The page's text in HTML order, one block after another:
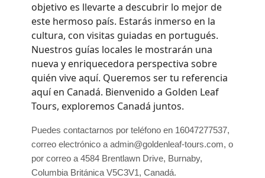
objetivo es llevarte a descubrir lo mejor de
este hermoso país. Estarás inmerso en la
cultura, con visitas guiadas en portugués.
Nuestros guías locales le mostrarán una
nueva y enriquecedora perspectiva sobre
quién vive aquí. Queremos ser tu referencia
aquí en Canadá. Bienvenido a Golden Leaf
Tours, exploremos Canadá juntos.
Puedes contactarnos por teléfono en 16047277537,
correo electrónico a admin@goldenleaf-tours.com, o
por correo a 4584 Brentlawn Drive, Burnaby,
Columbia Británica V5C3V1 , Canadá.